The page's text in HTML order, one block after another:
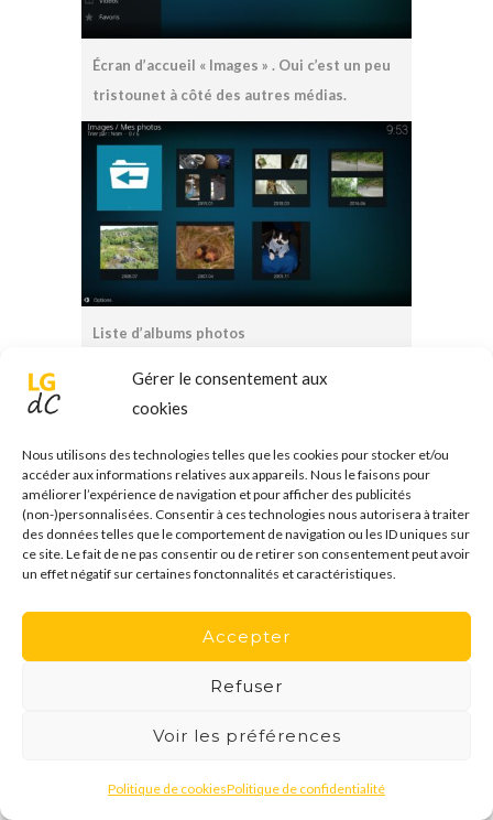
Gérer le consentement aux
cookies
Nous utilisons des technologies telles que les cookies pour stocker et/ou
accéder aux informations relatives aux appareils. Nous le faisons pour
améliorer l’expérience de navigation et pour afficher des publicités
(non-)personnalisées. Consentir à ces technologies nous autorisera à traiter
des données telles que le comportement de navigation ou les ID uniques sur
ce site. Le fait de ne pas consentir ou de retirer son consentement peut avoir
un effet négatif sur certaines fonctonnalités et caractéristiques.
Accepter
Refuser
Voir les préférences
Politique de cookiesPolitique de confidentialité
Écran d’accueil « Images » . Oui c’est un peu
tristounet à côté des autres médias.
Liste d’albums photos
Écran d’accueil « Vidéos »